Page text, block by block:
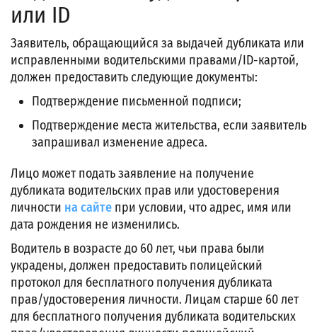
или ID
Заявитель, обращающийся за выдачей дубликата или
исправленными водительскими правами/ID-картой,
должен предоставить следующие документы:
Подтверждение письменной подписи;
Подтверждение места жительства, если заявитель
запрашивал изменение адреса.
Лицо может подать заявление на получение
дубликата водительских прав или удостоверения
личности на сайте при условии, что адрес, имя или
дата рождения не изменились.
Водитель в возрасте до 60 лет, чьи права были
украдены, должен предоставить полицейский
протокол для бесплатного получения дубликата
прав/удостоверения личности. Лицам старше 60 лет
для бесплатного получения дубликата водительских